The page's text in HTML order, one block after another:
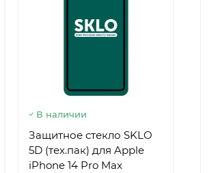
В наличии
Защитное стекло SKLO
5D (тех.пак) для Apple
iPhone 14 Pro Max